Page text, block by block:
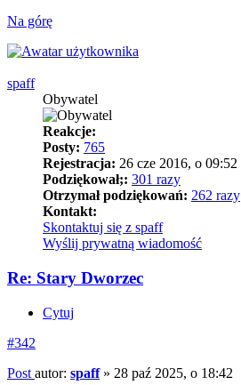
Na górę
spaff
Obywatel
Reakcje:
Posty: 765
Rejestracja: 26 cze 2016, o 09:52
Podziękował;: 301 razy
Otrzymał podziękowań: 262 razy
Kontakt:
Skontaktuj się z spaff
Wyślij prywatną wiadomość
Re: Stary Dworzec
Cytuj
#342
Post autor: spaff» 28 paź 2025, o 18:42